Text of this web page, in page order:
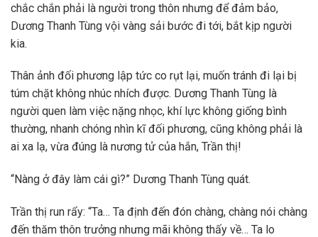
chắc chắn phải là người trong thôn nhưng để đảm bảo,
Dương Thanh Tùng vội vàng sải bước đi tới, bắt kịp người
kia.
Thân ảnh đối phương lập tức co rụt lại, muốn tránh đi lại bị
túm chặt không nhúc nhích được. Dương Thanh Tùng là
người quen làm việc nặng nhọc, khí lực không giống bình
thường, nhanh chóng nhìn kĩ đối phương, cũng không phải là
ai xa lạ, vừa đúng là nương tử của hắn, Trần thị!
“Nàng ở đây làm cái gì?” Dương Thanh Tùng quát.
Trần thị run rẩy: “Ta… Ta định đến đón chàng, chàng nói chàng
đến thăm thôn trưởng nhưng mãi không thấy về… Ta lo